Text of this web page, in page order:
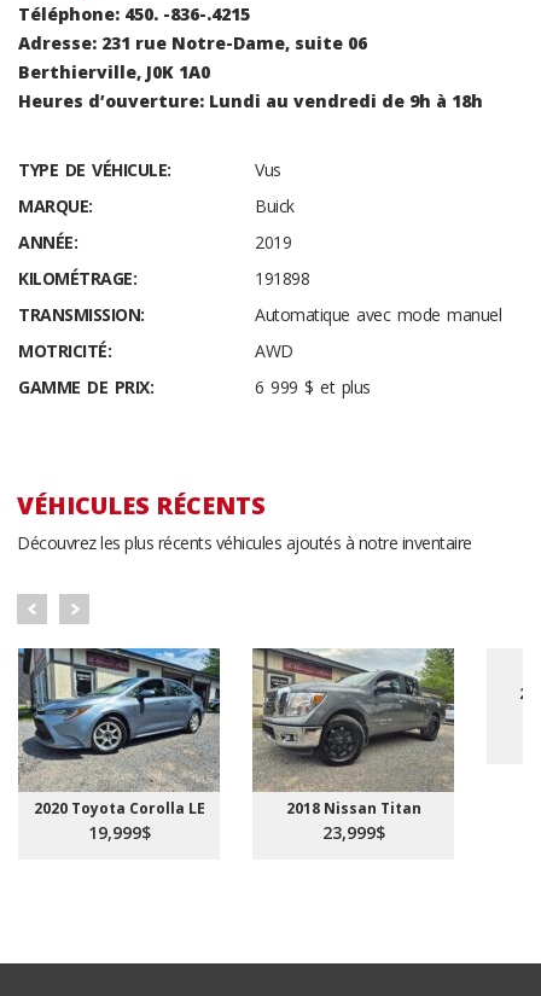
Téléphone: 450. -836-.4215
Adresse: 231 rue Notre-Dame, suite 06
Berthierville, J0K 1A0
Heures d’ouverture: Lundi au vendredi de 9h à 18h
TYPE DE VÉHICULE:
Vus
MARQUE:
Buick
ANNÉE:
2019
KILOMÉTRAGE:
191898
TRANSMISSION:
Automatique avec mode manuel
MOTRICITÉ:
AWD
GAMME DE PRIX:
6 999 $ et plus
VÉHICULES RÉCENTS
Découvrez les plus récents véhicules ajoutés à notre inventaire
2020 Toyota Corolla LE
19,999$
2018 Nissan Titan
23,999$